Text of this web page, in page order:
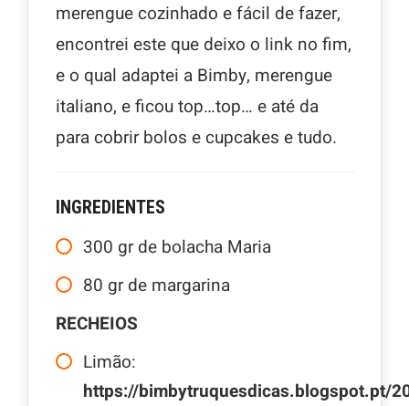
merengue cozinhado e fácil de fazer,
encontrei este que deixo o link no fim,
e o qual adaptei a Bimby, merengue
italiano, e ficou top…top… e até da
para cobrir bolos e cupcakes e tudo.
INGREDIENTES
300 gr de bolacha Maria
80 gr de margarina
RECHEIOS
Limão:
https://bimbytruquesdicas.blogspot.pt/